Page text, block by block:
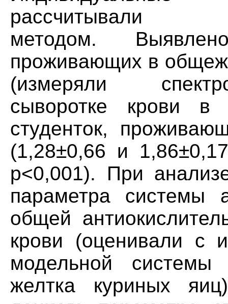
рассчитывали
методом.
проживающих в
(измеряли
сыворотке крови
студенток,
(1,28±0,66 и
р<0,001). При
параметра системы
общей
крови (оценивали с
модельной системы
желтка куриных